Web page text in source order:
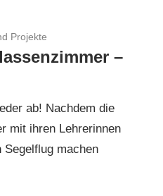
Projekte
–
ab! Nachdem die
mit ihren Lehrerinnen
machen